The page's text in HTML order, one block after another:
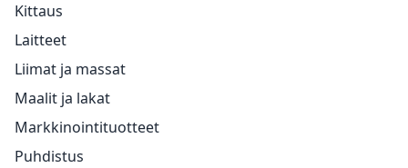
Kittaus
Laitteet
Liimat ja massat
Maalit ja lakat
Markkinointituotteet
Puhdistus